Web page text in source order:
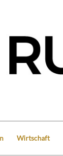
Wirtschaft